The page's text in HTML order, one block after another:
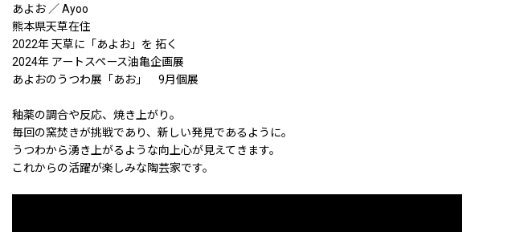
あよお ／ Ayoo
熊本県天草在住
2022年 天草に「あよお」を 拓く
2024年 アートスペース油亀企画展
あよおのうつわ展「あお」 9月個展
釉薬の調合や反応、焼き上がり。
毎回の窯焚きが挑戦であり、新しい発見であるように。
うつわから湧き上がるような向上心が見えてきます。
これからの活躍が楽しみな陶芸家です。